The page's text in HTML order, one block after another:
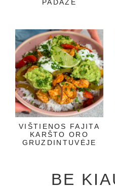
PADAŽE
VIŠTIENOS FAJITA
KARŠTO ORO
GRUZDINTUVĖJE
BE